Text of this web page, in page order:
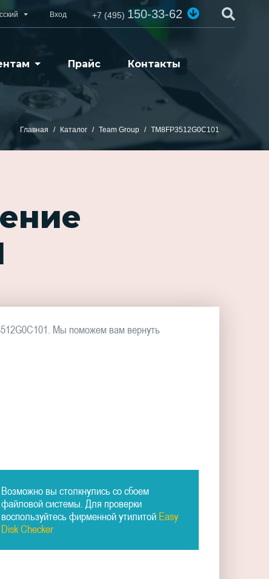
Прайс Контакты
Вход +7 (495)150-33-62
Главная Каталог Team Group TM8FP3512G0C101
Мы поможем вам вернуть
Возможно вы столкнулись со сбоем
файловой системы. Для проверки
воспользуйтесь фирменной утилитой Easy
Disk Checker